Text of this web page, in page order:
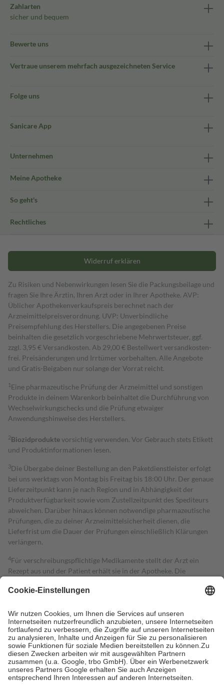
Zahlarten
sicher und bequem
Bewerte uns
Vertraue unserem mehrfach ausgezeichneten Service
Folge uns
Sanicare App
Unternehmen
Meine Apotheke
So geht's
Rechtliches
Widerruf erklären
Zu Risiken und Nebenwirkungen lesen Sie die Packungsbeilage und
fragen Sie Ihre Ärztin, Ihren Arzt oder in Ihrer Apotheke. AVP:
Üblicher Apothekenverkaufspreis berechnet nach der
Arzneimittelpreisverordnung. UVP: Unverbindliche
Preisempfehlung des Herstellers. Die angegebenen Preise
beinhalten die gesetzlich vorgeschriebene Mehrwertsteuer, ggf.
zzgl. 3,95 € Versandkosten. Ab 29,00 € Bestell­wert versand­kosten­
frei. Preisänderungen und Irrtümer vorbehalten. Alle Angebote
und Gratis-Beigaben nur solange der Vorrat reicht.
1 Eine pharmazeutische Prüfung der Arzneimittel und sonstigen
Produkte in deinem Warenkorb beinhaltet die Durchführung von
Wechselwirkungschecks und die Prüfung etwaiger
Anwendungshinweise des Herstellers.
2Biozidproduktevorsichtig verwenden. Vor Gebrauch stets Etikett
und Produktinformationen lesen.
3Die Übergabe deiner Bestellung an den Paketdienstleister erfolgt
bei uns werktags von Montag bis Freitag bis 18:00 Uhr. Der genaue
Lieferzeitpunkt kann je nach Region und in Abhängigkeit der
Produktverfügbarkeit sowie vom Zustellzeitpunkt des Spediteurs
abweichen. Darüber hinaus können notwendige pharmazeutische
Prüfungen, die zu deiner Arzneimittelsicherheit dienen, die
Lieferfrist um die Dauer der Prüfungen einschließlich Klärungen
verlängern.
4Für verschreibungspflichtige Medikamente stellt der Arzt ein
Rezept aus und der Patient erhält sie in der Apotheke. Die
Kosten dafür, der Versicherte trägt einen Teil davon als Zuzahlung
Grundsätzlich leisten Mitglieder Zuzahlungen in Höhe von zehn
Prozent des Abgabepreises,mindestensjedochfünf Euround
höchstens zehn Euro.Es sind jedoch nie mehr als die tatsächlichen
Kosten der Leistung zu entrichten.
Diese Regeln gelten grundsätzlich auch für Online-Apotheken.
Bei Heilmitteln und häuslicher Krankenpflege beträgt die
Zuzahlung zehn Prozent der Kosten sowie zehn Euro je